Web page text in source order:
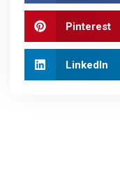
Pinterest
LinkedIn